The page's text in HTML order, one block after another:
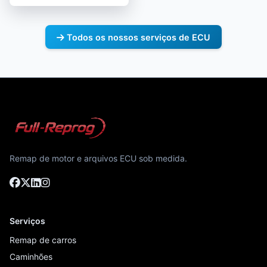
Todos os nossos serviços de ECU
Remap de motor e arquivos ECU sob medida.
Serviços
Remap de carros
Caminhões